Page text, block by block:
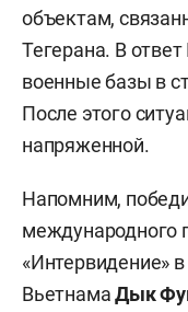
объектам,
Тегерана. В
военные базы в
После этого
напряженной.
Напомним,
международного
«Интервидение»
ВьетнамаДык